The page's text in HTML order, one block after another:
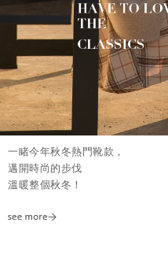
一睹今年秋冬熱門靴款，
邁開時尚的步伐
溫暖整個秋冬！